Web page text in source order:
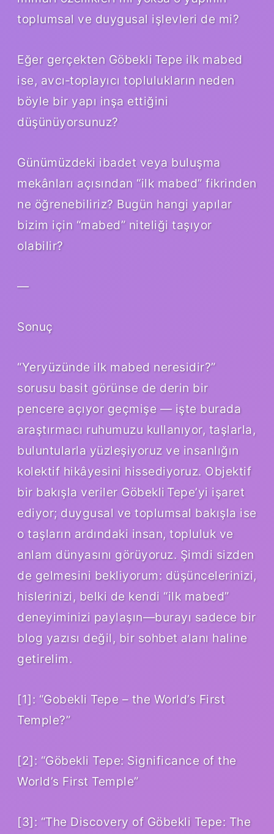
toplumsal ve duygusal işlevleri de mi?
Eğer gerçekten Göbekli Tepe ilk mabed
ise, avcı‑toplayıcı toplulukların neden
böyle bir yapı inşa ettiğini
düşünüyorsunuz?
Günümüzdeki ibadet veya buluşma
mekânları açısından “ilk mabed” fikrinden
ne öğrenebiliriz? Bugün hangi yapılar
bizim için “mabed” niteliği taşıyor
olabilir?
—
Sonuç
“Yeryüzünde ilk mabed neresidir?”
sorusu basit görünse de derin bir
pencere açıyor geçmişe — işte burada
araştırmacı ruhumuzu kullanıyor, taşlarla,
buluntularla yüzleşiyoruz ve insanlığın
kolektif hikâyesini hissediyoruz. Objektif
bir bakışla veriler Göbekli Tepe’yi işaret
ediyor; duygusal ve toplumsal bakışla ise
o taşların ardındaki insan, topluluk ve
anlam dünyasını görüyoruz. Şimdi sizden
de gelmesini bekliyorum: düşüncelerinizi,
hislerinizi, belki de kendi “ilk mabed”
deneyiminizi paylaşın—burayı sadece bir
blog yazısı değil, bir sohbet alanı haline
getirelim.
[1]: “Gobekli Tepe – the World’s First
Temple?”
[2]: “Göbekli Tepe: Significance of the
World’s First Temple”
[3]: “The Discovery of Göbekli Tepe: The